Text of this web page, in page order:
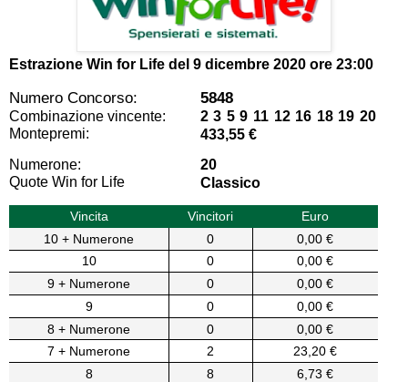
Estrazione Win for Life del 9 dicembre 2020 ore 23:00
Numero Concorso: 5848
Combinazione vincente:
2 3 5 9 11 12 16 18 19 20
Montepremi:
433,55 €
Numerone:
20
Quote Win for Life
Classico
Vincita Vincitori
Euro
10 + Numerone
0
0,00 €
10
0
0,00 €
9 + Numerone
0
0,00 €
9
0
0,00 €
8 + Numerone
0
0,00 €
7 + Numerone
2
23,20 €
8
8
6,73 €